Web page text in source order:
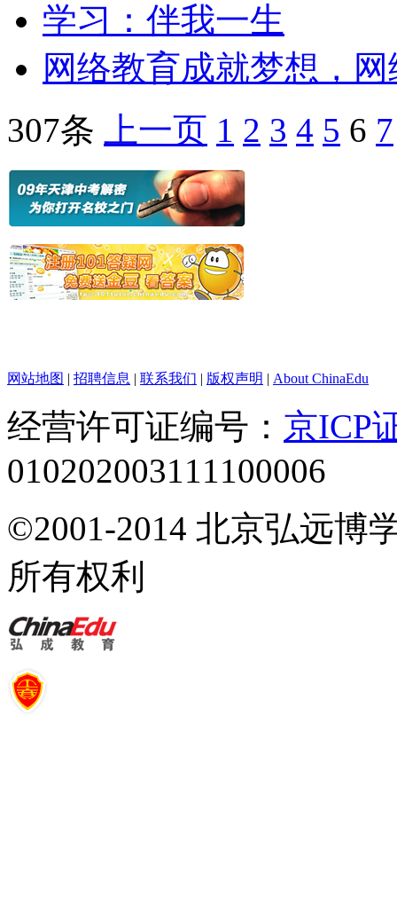
学习：伴我一生
网络教育成就梦想，
307条
上一页 1 2 3 4 5 6 7
网站地图 | 招聘信息 | 联系我们 | 版权声明 | About ChinaEdu
经营许可证编号： 京ICP
010202003111100006
©2001-2014 北京弘远博
所有权利